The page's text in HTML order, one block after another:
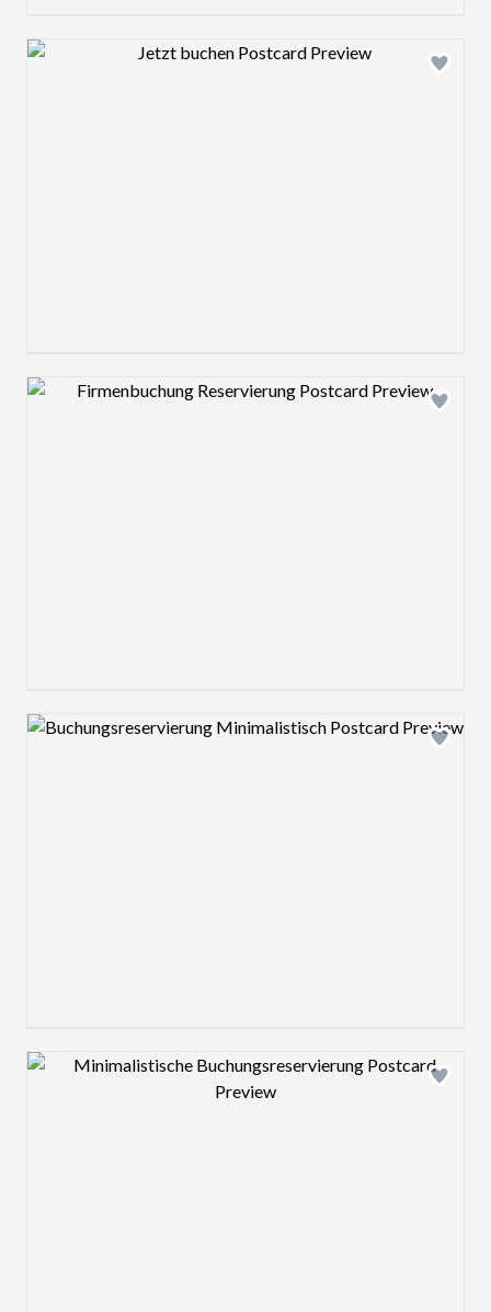
Design preview image
Design preview image
Design preview image
Design preview image